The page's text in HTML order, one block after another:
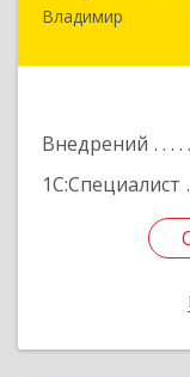
Владимир
Внедрений
1С:Специалист